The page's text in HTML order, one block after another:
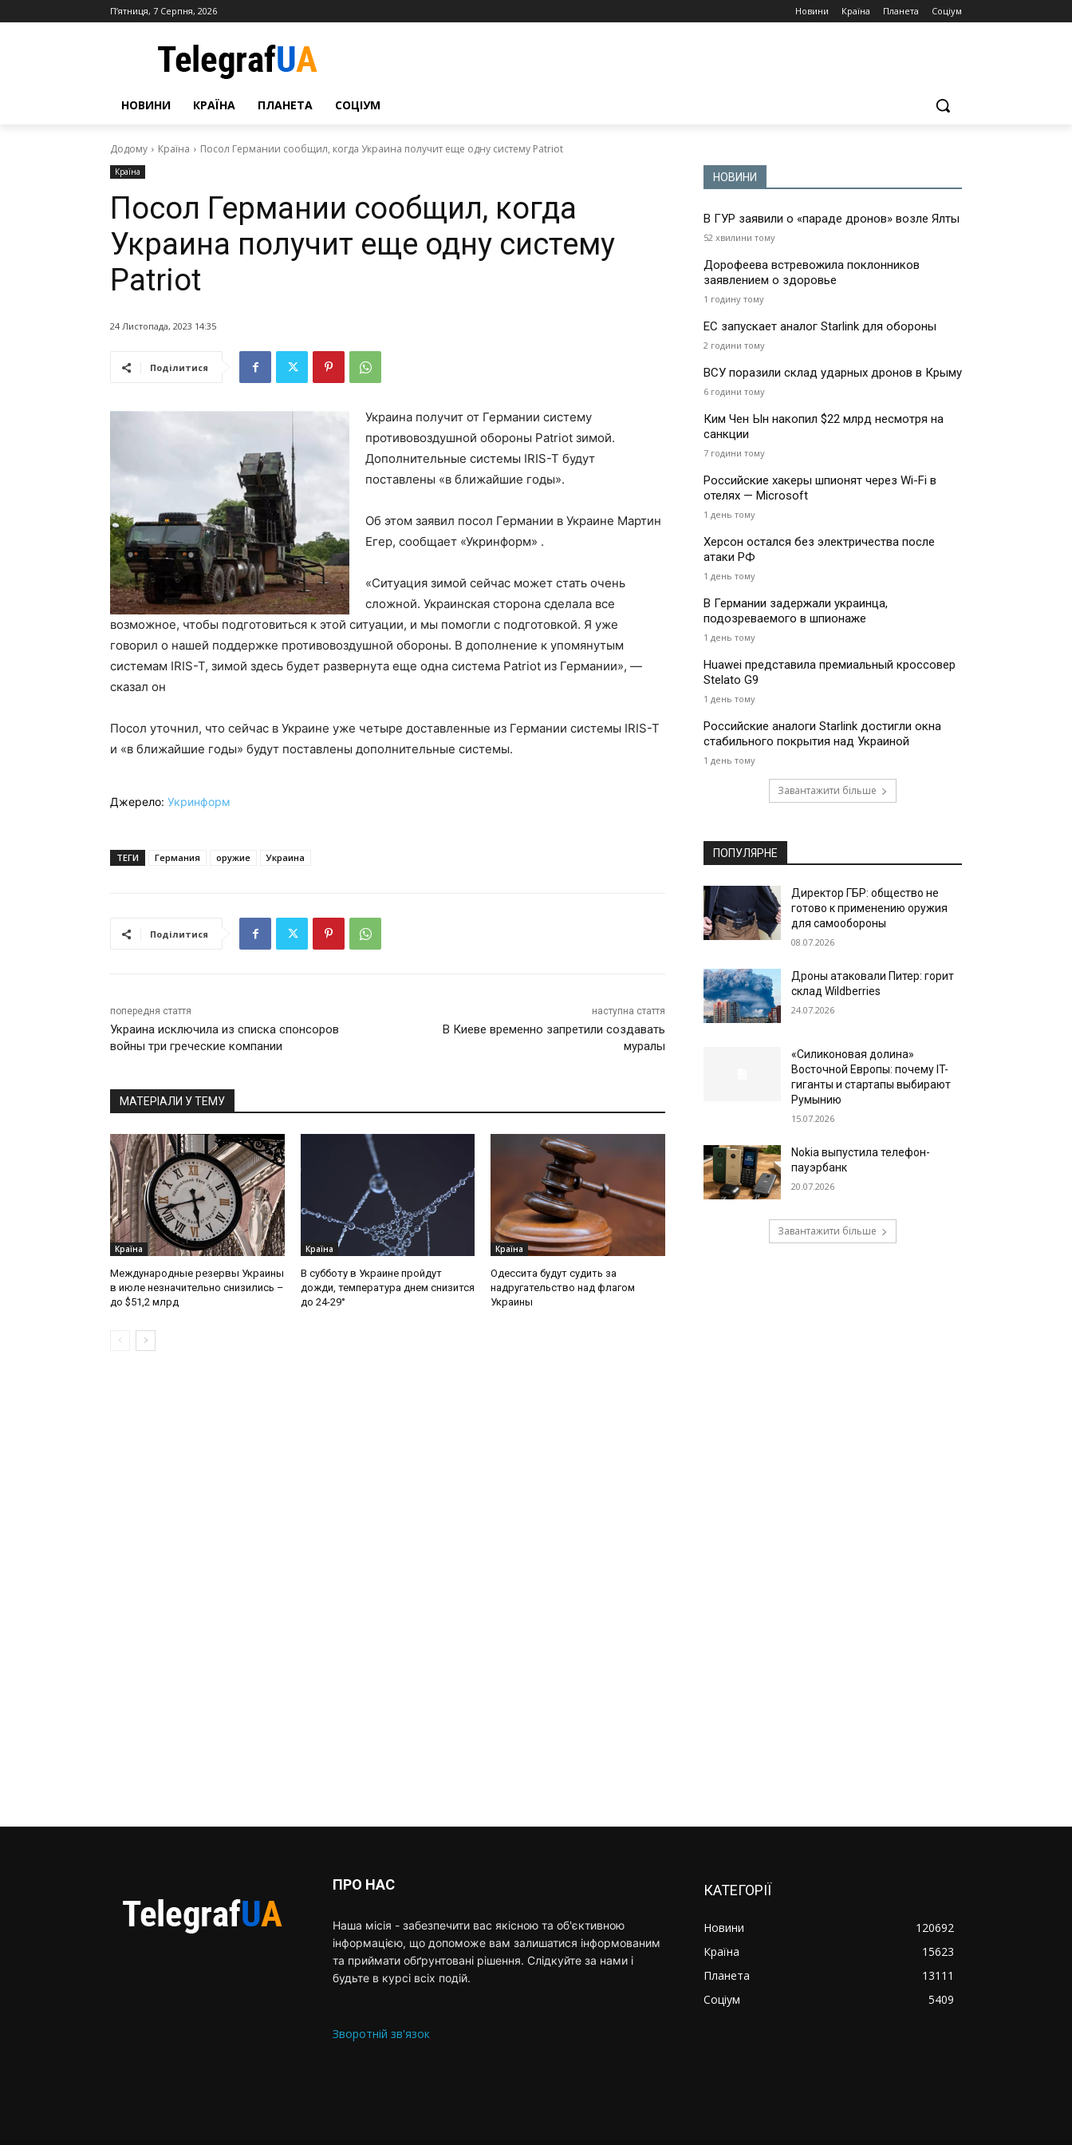
П’ятниця, 7 Серпня, 2026 Новини Країна Планета Соціум
НОВИНИ КРАЇНА ПЛАНЕТА СОЦІУМ
Додому Країна Посол Германии сообщил, когда Украина получит еще одну систему Patriot
Країна
Посол Германии сообщил, когда
Украина получит еще одну систему
Patriot
24 Листопада, 2023 14:35
Поділитися
Украина получит от Германии систему
противовоздушной обороны Patriot зимой.
Дополнительные системы IRIS-T будут
поставлены «в ближайшие годы».
Об этом заявил посол Германии в Украине Мартин
Егер, сообщает «Укринформ» .
«Ситуация зимой сейчас может стать очень
сложной. Украинская сторона сделала все
возможное, чтобы подготовиться к этой ситуации, и мы помогли с подготовкой. Я уже
говорил о нашей поддержке противовоздушной обороны. В дополнение к упомянутым
системам IRIS-T, зимой здесь будет развернута еще одна система Patriot из Германии», —
сказал он
Посол уточнил, что сейчас в Украине уже четыре доставленные из Германии системы IRIS-T
и «в ближайшие годы» будут поставлены дополнительные системы.
Джерело: Укринформ
ТЕГИ Германия оружие Украина
Поділитися
попередня стаття
Украина исключила из списка спонсоров
войны три греческие компании
наступна стаття
В Киеве временно запретили создавать
муралы
МАТЕРІАЛИ У ТЕМУ
Країна
Международные резервы Украины
в июле незначительно снизились –
до $51,2 млрд
Країна
В субботу в Украине пройдут
дожди, температура днем снизится
до 24-29°
Країна
Одессита будут судить за
надругательство над флагом
Украины
НОВИНИ
В ГУР заявили о «параде дронов» возле Ялты
52 хвилини тому
Дорофеева встревожила поклонников
заявлением о здоровье
1 годину тому
ЕС запускает аналог Starlink для обороны
2 години тому
ВСУ поразили склад ударных дронов в Крыму
6 години тому
Ким Чен Ын накопил $22 млрд несмотря на
санкции
7 години тому
Российские хакеры шпионят через Wi-Fi в
отелях — Microsoft
1 день тому
Херсон остался без электричества после
атаки РФ
1 день тому
В Германии задержали украинца,
подозреваемого в шпионаже
1 день тому
Huawei представила премиальный кроссовер
Stelato G9
1 день тому
Российские аналоги Starlink достигли окна
стабильного покрытия над Украиной
1 день тому
Завантажити більше
ПОПУЛЯРНЕ
Директор ГБР: общество не
готово к применению оружия
для самообороны
08.07.2026
Дроны атаковали Питер: горит
склад Wildberries
24.07.2026
«Силиконовая долина»
Восточной Европы: почему IT-
гиганты и стартапы выбирают
Румынию
15.07.2026
Nokia выпустила телефон-
пауэрбанк
20.07.2026
Завантажити більше
ПРО НАС
Наша місія - забезпечити вас якісною та об'єктивною
інформацією, що допоможе вам залишатися інформованим
та приймати обґрунтовані рішення. Слідкуйте за нами і
будьте в курсі всіх подій.
Зворотній зв'язок
КАТЕГОРІЇ
Новини
120692
Країна
15623
Планета
13111
Соціум
5409